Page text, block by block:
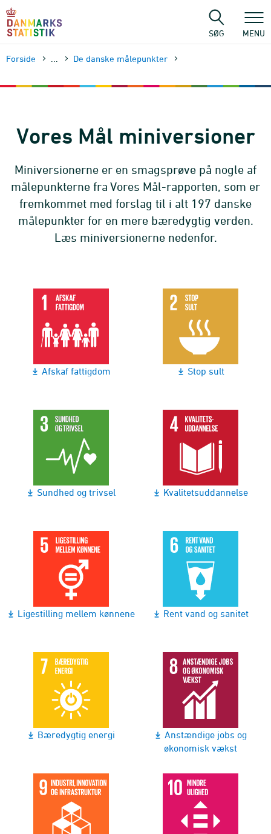
sidens
SØG MENU
Forside De danske målepunkter
Vores Mål miniversioner
Miniversionerne er en smagsprøve på nogle af
målepunkterne fra Vores Mål-rapporten, som er
fremkommet med forslag til i alt 197 danske
målepunkter for en mere bæredygtig verden.
Læs miniversionerne nedenfor.
Afskaf fattigdom Stop sult
Sundhed og trivsel Kvalitetsuddannelse
Ligestilling mellem kønnene Rent vand og sanitet
Bæredygtig energi
Anstændige jobs og
økonomisk vækst